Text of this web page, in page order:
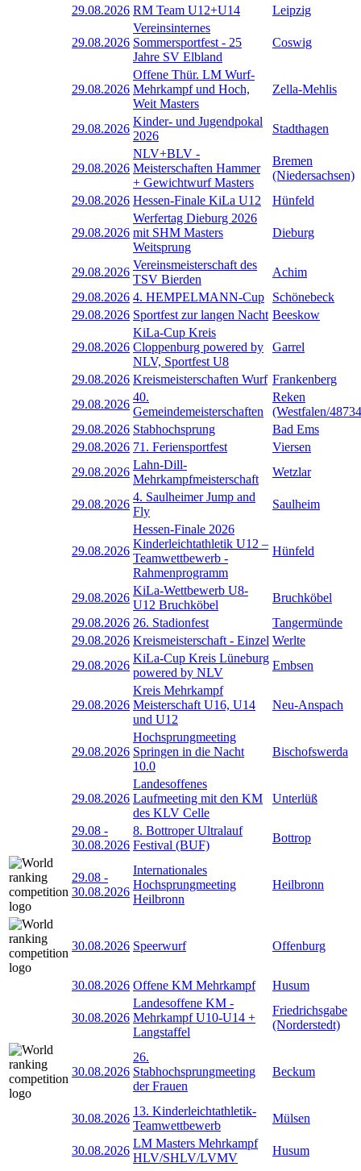
29.08.2026 RM Team U12+U14 Leipzig
29.08.2026
Vereinsinternes
Sommersportfest - 25
Jahre SV Elbland
Coswig
29.08.2026
Offene Thür. LM Wurf-
Mehrkampf und Hoch,
Weit Masters
Zella-Mehlis
29.08.2026
Kinder- und Jugendpokal
2026
Stadthagen
29.08.2026
NLV+BLV -
Meisterschaften Hammer
+ Gewichtwurf Masters
Bremen
(Niedersachsen)
29.08.2026 Hessen-Finale KiLa U12 Hünfeld
29.08.2026
Werfertag Dieburg 2026
mit SHM Masters
Weitsprung
Dieburg
29.08.2026
Vereinsmeisterschaft des
TSV Bierden
Achim
29.08.2026 4. HEMPELMANN-Cup
Schönebeck
29.08.2026 Sportfest zur langen Nacht Beeskow
29.08.2026
KiLa-Cup Kreis
Cloppenburg powered by
NLV, Sportfest U8
Garrel
29.08.2026 Kreismeisterschaften Wurf Frankenberg
29.08.2026
40.
Gemeindemeisterschaften
Reken
(Westfalen/
29.08.2026 Stabhochsprung
Bad Ems
29.08.2026 71. Feriensportfest
Viersen
29.08.2026
Lahn-Dill-
Mehrkampfmeisterschaft
Wetzlar
29.08.2026
4. Saulheimer Jump and
Fly
Saulheim
29.08.2026
Hessen-Finale 2026
Kinderleichtathletik U12 –
Teamwettbewerb -
Rahmenprogramm
Hünfeld
29.08.2026
KiLa-Wettbewerb U8-
U12 Bruchköbel
Bruchköbel
29.08.2026 26. Stadionfest
Tangermünde
29.08.2026 Kreismeisterschaft - Einzel Werlte
29.08.2026
KiLa-Cup Kreis Lüneburg
powered by NLV
Embsen
29.08.2026
Kreis Mehrkampf
Meisterschaft U16, U14
und U12
Neu-Anspach
29.08.2026
Hochsprungmeeting
Springen in die Nacht
10.0
Bischofswerda
29.08.2026
Landesoffenes
Laufmeeting mit den KM
des KLV Celle
Unterlüß
29.08 -
30.08.2026
8. Bottroper Ultralauf
Festival (BUF)
Bottrop
29.08 -
30.08.2026
Internationales
Hochsprungmeeting
Heilbronn
Heilbronn
30.08.2026 Speerwurf Offenburg
30.08.2026 Offene KM Mehrkampf Husum
30.08.2026
Landesoffene KM -
Mehrkampf U10-U14 +
Langstaffel
Friedrichsgabe
(Norderstedt)
30.08.2026
26.
Stabhochsprungmeeting
der Frauen
Beckum
30.08.2026
13. Kinderleichtathletik-
Teamwettbewerb
Mülsen
30.08.2026
LM Masters Mehrkampf
HLV/SHLV/LVMV
Husum